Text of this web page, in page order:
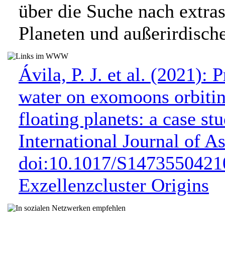
über die Suche nach
Planeten und
Ávila, P. J. et al. (2021):
water on exomoons
floating planets: a case
International Journal of
doi:10.1017/
Exzellenzcluster Origins